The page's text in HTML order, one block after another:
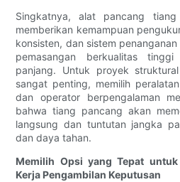
Singkatnya, alat pancang
memberikan kemampuan
konsisten, dan sistem
pemasangan berkualitas
panjang. Untuk proyek
sangat penting, memilih
dan operator berpengalaman
bahwa tiang pancang akan
langsung dan tuntutan jangka
dan daya tahan.
Memilih Opsi yang Tepat
Kerja Pengambilan Keputusan